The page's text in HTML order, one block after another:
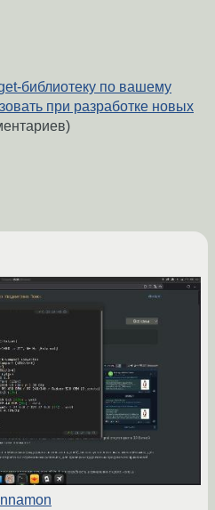
библиотеку по вашему
при разработке новых